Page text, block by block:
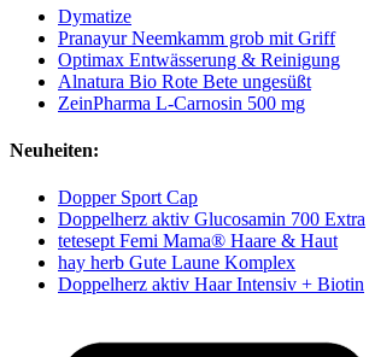
Dymatize
Pranayur Neemkamm grob mit Griff
Optimax Entwässerung & Reinigung
Alnatura Bio Rote Bete ungesüßt
ZeinPharma L-Carnosin 500 mg
Neuheiten:
Dopper Sport Cap
Doppelherz aktiv Glucosamin 700 Extra
tetesept Femi Mama® Haare & Haut
hay herb Gute Laune Komplex
Doppelherz aktiv Haar Intensiv + Biotin